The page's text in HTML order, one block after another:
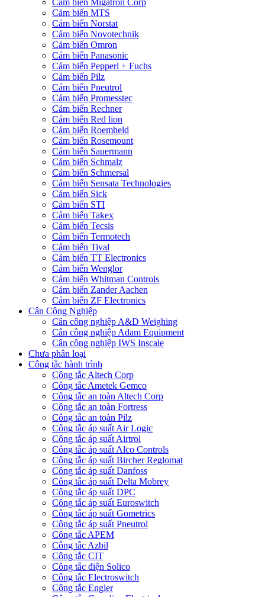
Cảm biến Migatron Corp
Cảm biến MTS
Cảm biến Norstat
Cảm biến Novotechnik
Cảm biến Omron
Cảm biến Panasonic
Cảm biến Pepperl + Fuchs
Cảm biến Pilz
Cảm biến Pneutrol
Cảm biến Promesstec
Cảm biến Rechner
Cảm biến Red lion
Cảm biến Roemheld
Cảm biến Rosemount
Cảm biến Sauermann
Cảm biến Schmalz
Cảm biến Schmersal
Cảm biến Sensata Technologies
Cảm biến Sick
Cảm biến STI
Cảm biến Takex
Cảm biến Tecsis
Cảm biến Termotech
Cảm biến Tival
Cảm biến TT Electronics
Cảm biến Wenglor
Cảm biến Whitman Controls
Cảm biến Zander Aachen
Cảm biến ZF Electronics
Cân Công Nghiệp
Cân công nghiệp A&D Weighing
Cân công nghiệp Adam Equipment
Cân công nghiệp IWS Inscale
Chưa phân loại
Công tắc hành trình
Công tắc Altech Corp
Công tắc Ametek Gemco
Công tắc an toàn Altech Corp
Công tắc an toàn Fortress
Công tắc an toàn Pilz
Công tắc áp suất Air Logic
Công tắc áp suất Airtrol
Công tắc áp suất Alco Controls
Công tắc áp suất Bircher Reglomat
Công tắc áp suất Danfoss
Công tắc áp suất Delta Mobrey
Công tắc áp suất DPC
Công tắc áp suất Euroswitch
Công tắc áp suất Gometrics
Công tắc áp suất Pneutrol
Công tắc APEM
Công tắc Azbil
Công tắc CIT
Công tắc điện Solico
Công tắc Electroswitch
Công tắc Engler